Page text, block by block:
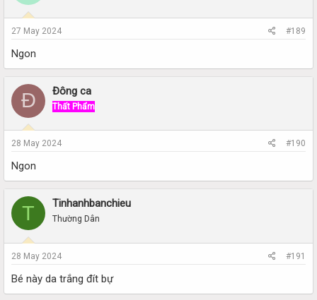
27 May 2024 #189
Ngon
Đ Đông ca
Thất Phẩm
28 May 2024 #190
Ngon
T Tinhanhbanchieu
Thường Dân
28 May 2024 #191
Bé này da trắng đít bự